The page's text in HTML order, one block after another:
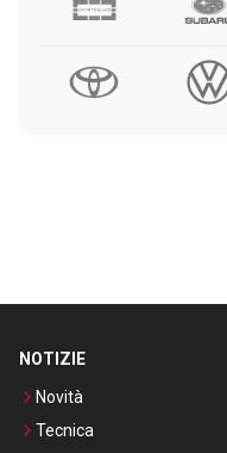
NOTIZIE
Novità
Tecnica